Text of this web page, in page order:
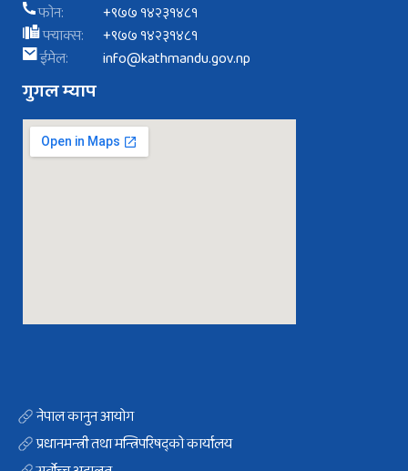
फोन:
फ्याक्स:
ईमेल:
+९७७ १४२३१४८१
+९७७ १४२३१४८१
info@kathmandu.gov.np
गुगल म्याप
नेपाल कानुन आयोग
प्रधानमन्त्री तथा मन्त्रिपरिषद्को कार्यालय